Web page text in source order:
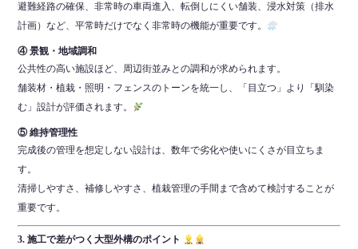
避難経路の確保、非常時の車両進入、転倒しにくい舗装、浸水対策（排水
計画）など、平常時だけでなく非常時の機能が重要です。
④ 景観・地域調和
公共性の高い施設ほど、周辺街並みとの調和が求められます。
舗装材・植栽・照明・フェンスのトーンを統一し、「目立つ」より「馴染
む」設計が評価されます。
⑤ 維持管理性
完成後の管理を想定しない設計は、数年で劣化や使いにくさが目立ちま
す。
清掃しやすさ、補修しやすさ、植栽管理の手間まで含めて検討することが
重要です。
3. 施工で差がつく大型外構のポイント